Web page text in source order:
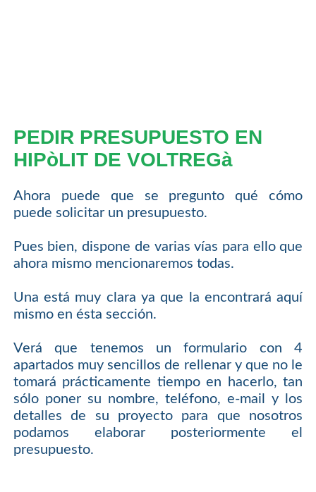
PEDIR PRESUPUESTO EN
HIPòLIT DE VOLTREGà
Ahora puede que se pregunto qué cómo
puede solicitar un presupuesto.
Pues bien, dispone de varias vías para ello que
ahora mismo mencionaremos todas.
Una está muy clara ya que la encontrará aquí
mismo en ésta sección.
Verá que tenemos un formulario con 4
apartados muy sencillos de rellenar y que no le
tomará prácticamente tiempo en hacerlo, tan
sólo poner su nombre, teléfono, e-mail y los
detalles de su proyecto para que nosotros
podamos elaborar posteriormente el
presupuesto.